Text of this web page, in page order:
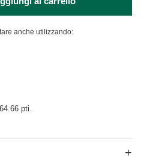
anche utilizzando:
pti.